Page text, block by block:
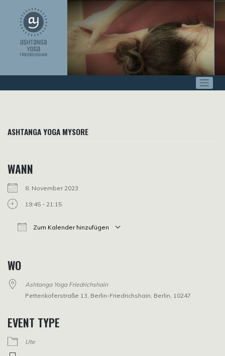
springen
ASHTANGA YOGA MYSORE
WANN
8. November 2023
19:45 - 21:15
Zum Kalender hinzufügen
WO
Ashtanga Yoga Friedrichshain
Pettenkoferstraße 13, Berlin-Friedrichshain, Berlin, 10247
EVENT TYPE
Ute